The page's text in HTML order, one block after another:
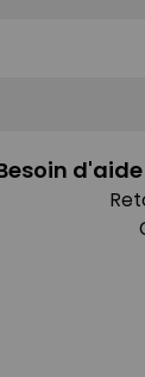
d'aide